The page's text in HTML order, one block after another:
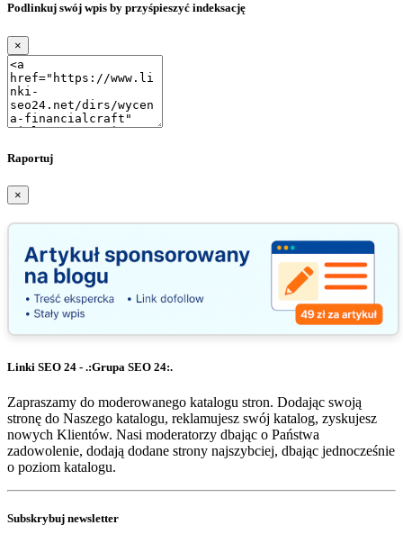
Podlinkuj swój wpis by przyśpieszyć indeksację
×
Raportuj
×
Linki SEO 24 - .:Grupa SEO 24:.
Zapraszamy do moderowanego katalogu stron. Dodając swoją
stronę do Naszego katalogu, reklamujesz swój katalog, zyskujesz
nowych Klientów. Nasi moderatorzy dbając o Państwa
zadowolenie, dodają dodane strony najszybciej, dbając jednocześnie
o poziom katalogu.
Subskrybuj newsletter